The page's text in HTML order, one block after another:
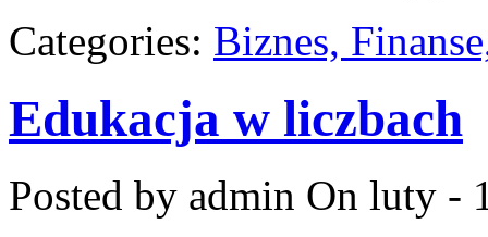
Categories: Biznes,
Edukacja w liczbach
Posted by admin On luty -